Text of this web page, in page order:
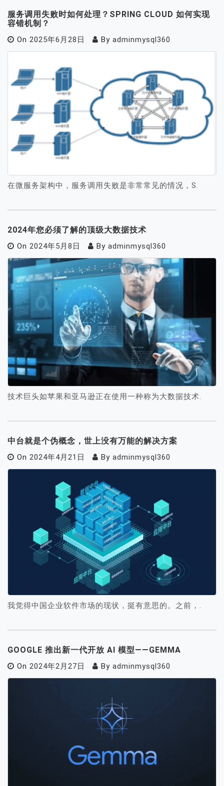
服务调用失败时如何处理？SPRING CLOUD 如何实现
容错机制？
On 2025年6月28日 By adminmysql360
在微服务架构中，服务调用失败是非常常见的情况，S.
2024年您必须了解的顶级大数据技术
On 2024年5月8日 By adminmysql360
技术巨头如苹果和亚马逊正在使用一种称为大数据技术.
中台就是个伪概念，世上没有万能的解决方案
On 2024年4月21日 By adminmysql360
我觉得中国企业软件市场的现状，挺有意思的。之前，.
GOOGLE 推出新一代开放 AI 模型——GEMMA
On 2024年2月27日 By adminmysql360